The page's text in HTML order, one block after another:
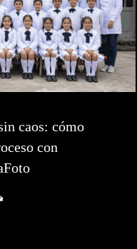
caos: cómo
con